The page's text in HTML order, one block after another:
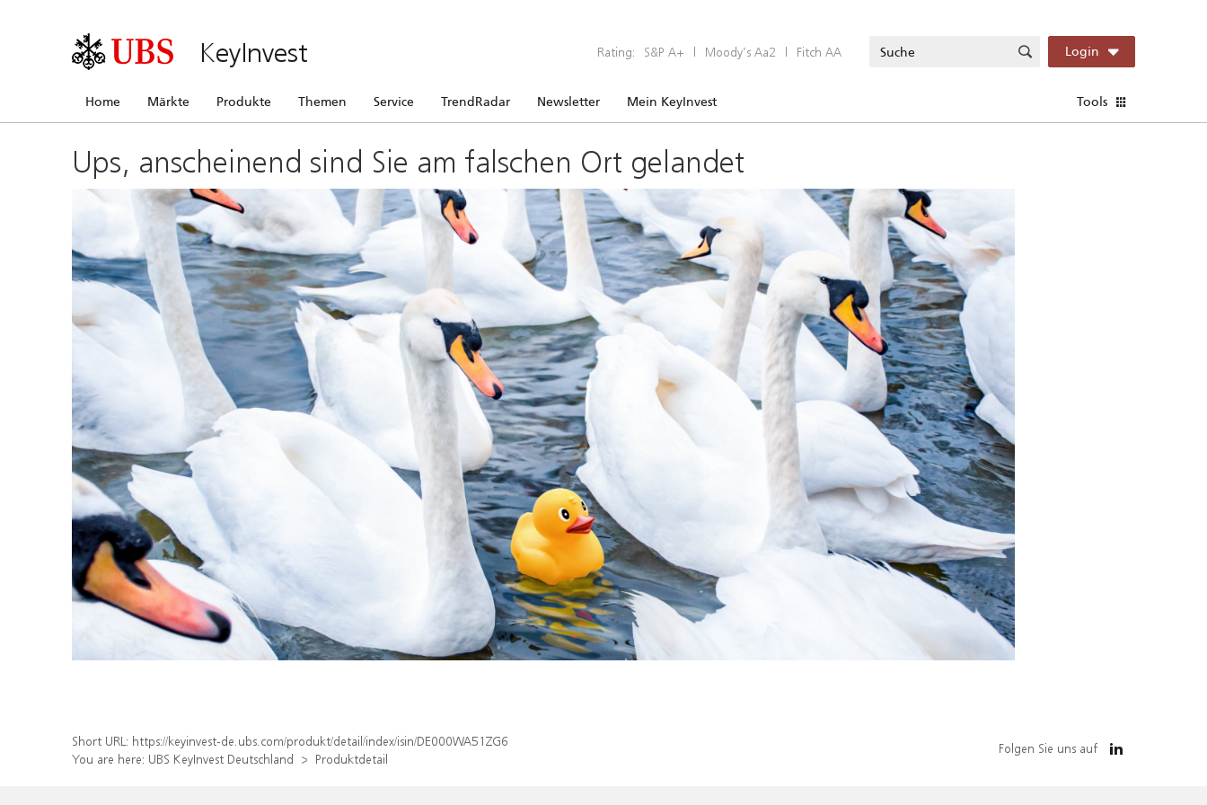
KeyInvest Rating: S&P A+ | Moody’s Aa2 | Fitch AA Login
Home Märkte Produkte Themen Service TrendRadar Newsletter Mein KeyInvest Tools
Ups, anscheinend sind Sie am falschen Ort gelandet
Short URL: https://keyinvest-de.ubs.com/produkt/detail/index/isin/DE000WA51ZG6
You are here: UBS KeyInvest Deutschland Produktdetail
Folgen Sie uns auf